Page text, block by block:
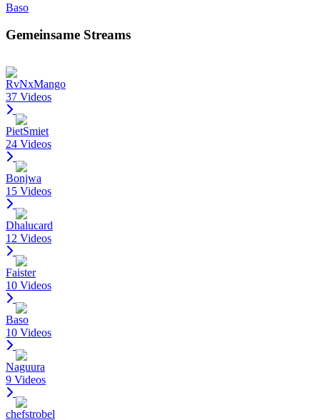
Baso
Gemeinsame Streams
RvNxMango
37 Videos
PietSmiet
24 Videos
Bonjwa
15 Videos
Dhalucard
12 Videos
Faister
10 Videos
Baso
10 Videos
Naguura
9 Videos
chefstrobel